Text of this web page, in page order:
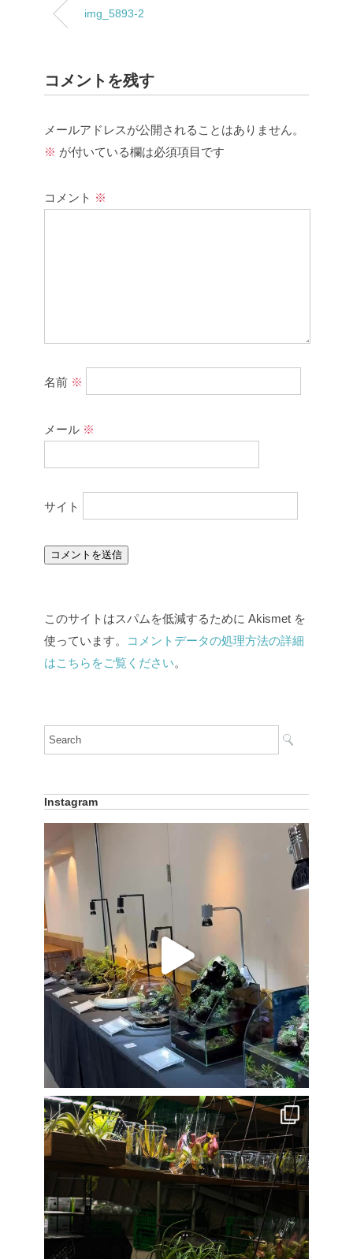
img_5893-2
コメントを残す
メールアドレスが公開されることはありません。
※ が付いている欄は必須項目です
コメント ※
名前 ※
メール ※
サイト
このサイトはスパムを低減するために Akismet を
使っています。
コメントデータの処理方法の詳細
はこちらをご覧ください。
Instagram